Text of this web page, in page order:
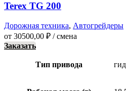
Terex TG 200
Дорожная техника, Автогрейдеры
от 30500,00 ₽ / смена
Заказать
Тип привода